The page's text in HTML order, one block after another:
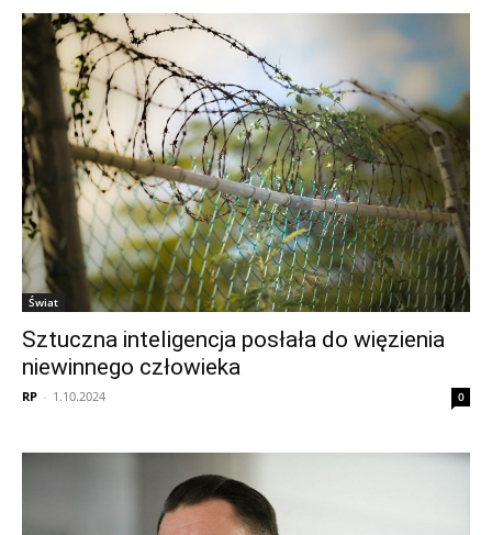
Świat
Sztuczna inteligencja posłała do więzienia
niewinnego człowieka
RP - 1.10.2024 0